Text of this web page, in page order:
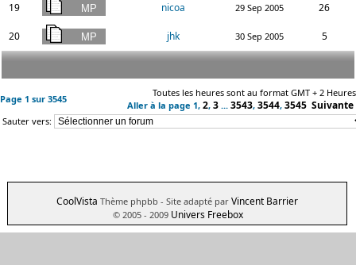
19 nicoa 29 Sep 2005 26
20 jhk 30 Sep 2005 5
Page 1 sur 3545
Toutes les heures sont au format GMT + 2 Heures
Aller à la page 1, 2, 3 ... 3543, 3544, 3545 Suivante
Sauter vers:
CoolVista Thème phpbb - Site adapté par Vincent Barrier
© 2005 - 2009 Univers Freebox